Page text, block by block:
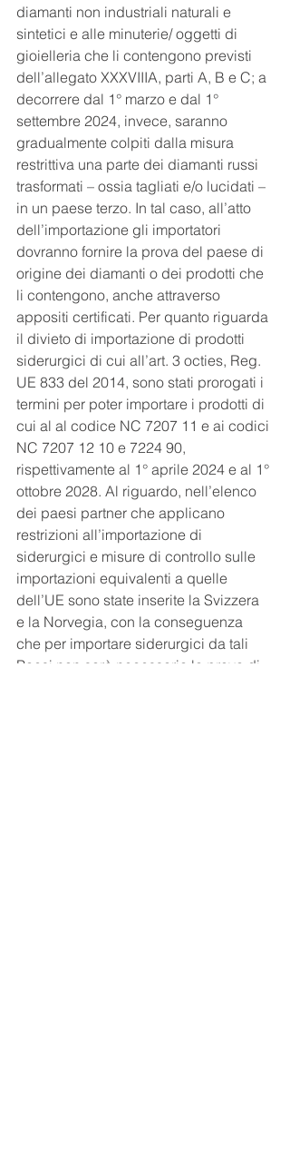
diamanti non industriali naturali e
sintetici e alle minuterie/ oggetti di
gioielleria che li contengono previsti
dell’allegato XXXVIIIA, parti A, B e C; a
decorrere dal 1° marzo e dal 1°
settembre 2024, invece, saranno
gradualmente colpiti dalla misura
restrittiva una parte dei diamanti russi
trasformati – ossia tagliati e/o lucidati –
in un paese terzo. In tal caso, all’atto
dell’importazione gli importatori
dovranno fornire la prova del paese di
origine dei diamanti o dei prodotti che
li contengono, anche attraverso
appositi certificati. Per quanto riguarda
il divieto di importazione di prodotti
siderurgici di cui all’art. 3 octies, Reg.
UE 833 del 2014, sono stati prorogati i
termini per poter importare i prodotti di
cui al al codice NC 7207 11 e ai codici
NC 7207 12 10 e 7224 90,
rispettivamente al 1° aprile 2024 e al 1°
ottobre 2028. Al riguardo, nell’elenco
dei paesi partner che applicano
restrizioni all’importazione di
siderurgici e misure di controllo sulle
importazioni equivalenti a quelle
dell’UE sono state inserite la Svizzera
e la Norvegia, con la conseguenza
che per importare siderurgici da tali
Paesi non sarà necessaria la prova di